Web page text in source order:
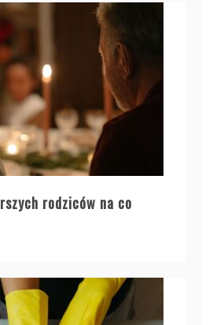
rodziców na co